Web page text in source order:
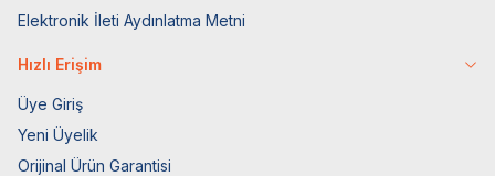
Elektronik İleti Aydınlatma Metni
Hızlı Erişim
Üye Giriş
Yeni Üyelik
Orijinal Ürün Garantisi